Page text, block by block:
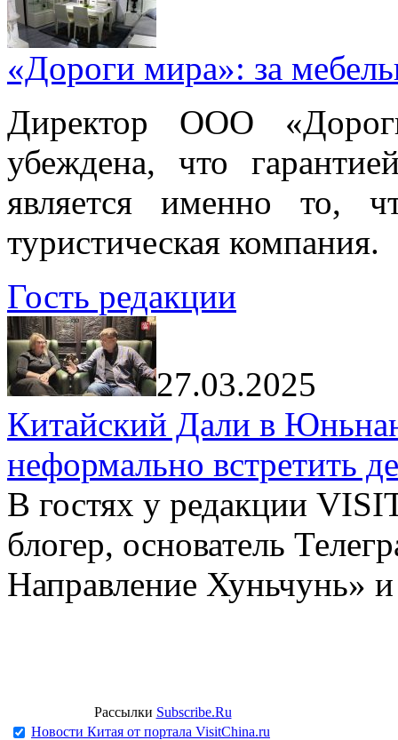
«Дороги мира»: за
Директор ООО
убеждена, что
является именно то,
туристическая компания.
Гость редакции
27.03.2025
Китайский Дали в
неформально встретить
В гостях у редакции
блогер, основатель
Направление Хуньчунь»
Рассылки Subscribe.Ru
Новости Китая от портала VisitChina.ru